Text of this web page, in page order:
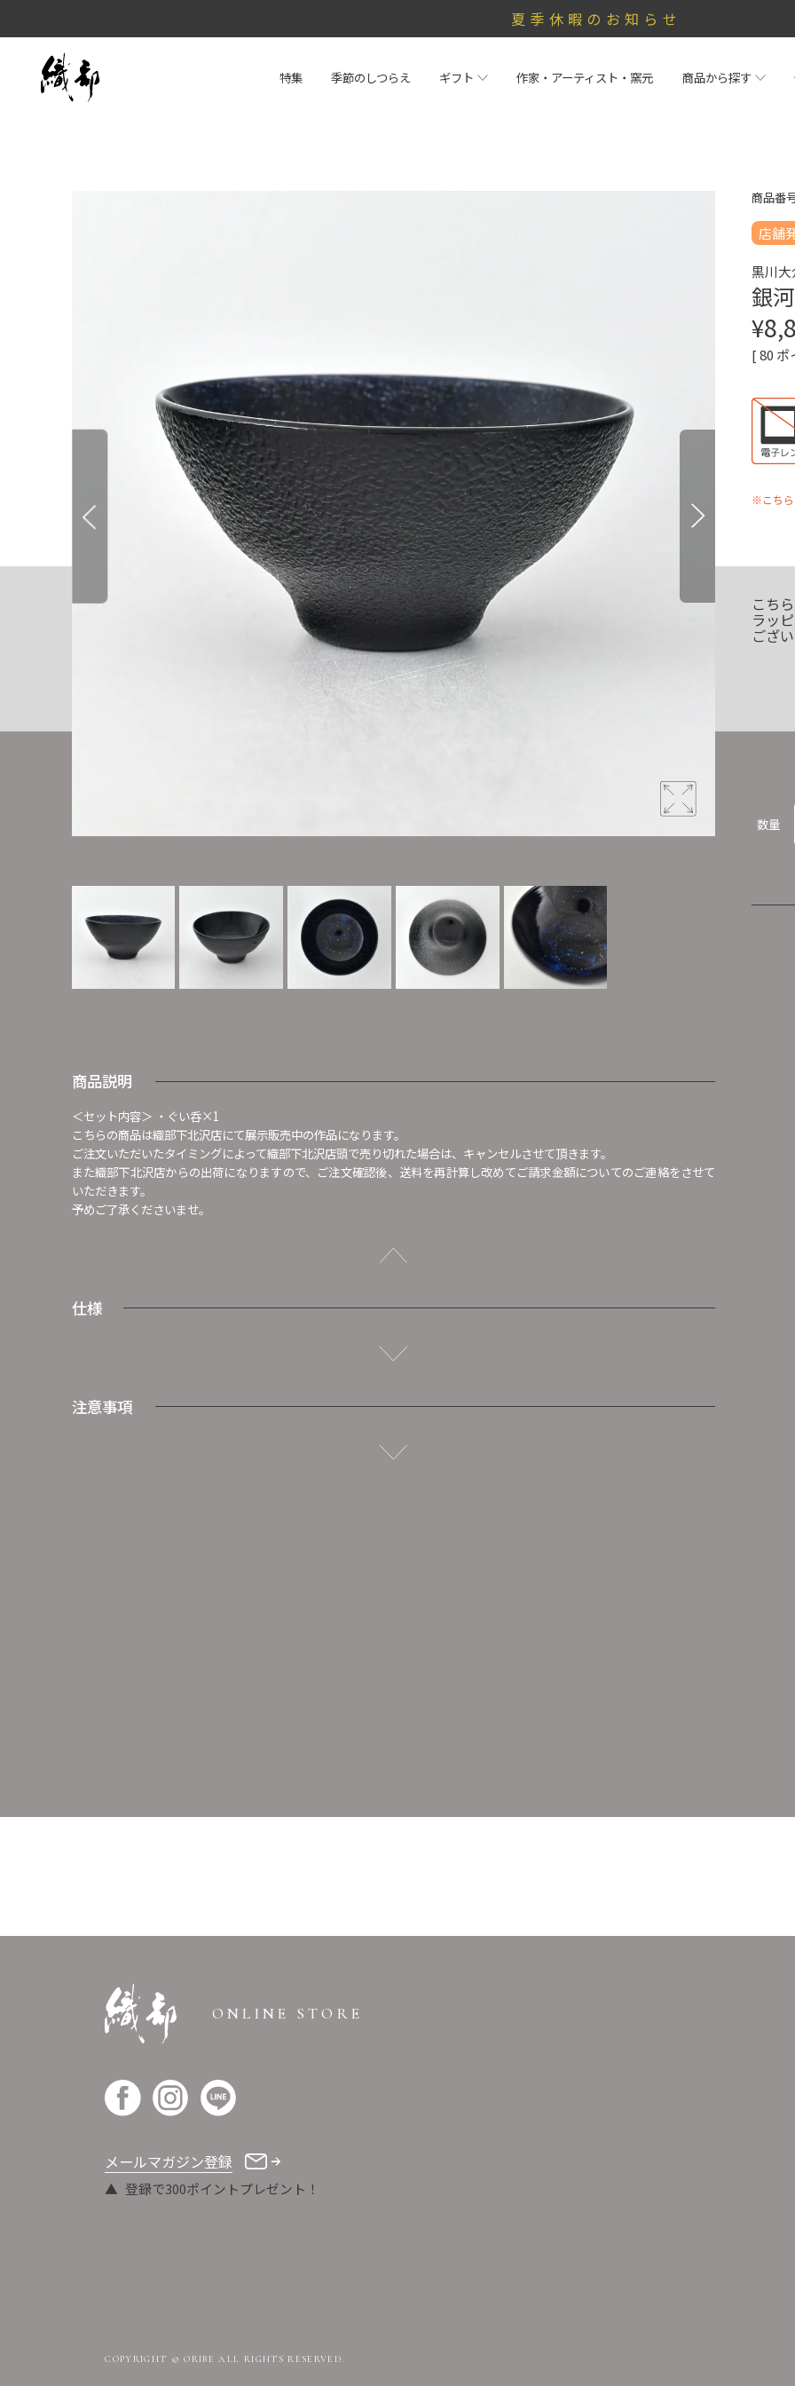
夏季休暇のお知らせ
特集 季節のしつらえ ギフト 作家・アーティスト・窯元 商品から探す
商品説明
＜セット内容＞ ・ぐい呑×1
こちらの商品は織部下北沢店にて展示販売中の作品になります。
ご注文いただいたタイミングによって織部下北沢店頭で売り切れた場合は、キャンセルさせて頂きます。
また織部下北沢店からの出荷になりますので、ご注文確認後、送料を再計算し改めてご請求金額についてのご連絡をさせて
いただきます。
予めご了承くださいませ。
仕様
注意事項
商品番
店舗
黒川大
銀
¥
[80 ポ
※こちら
こち
ラッ
ござ
数量
ONLINE STORE
メールマガジン登録
登録で300ポイントプレゼント！
COPYRIGHT © ORIBE ALL RIGHTS RESERVED.